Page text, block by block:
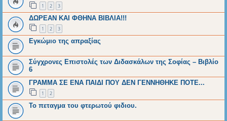
1 2 3
ΔΩΡΕΑΝ ΚΑΙ ΦΘΗΝΑ ΒΙΒΛΙΑ!!!
1 2 3
Εγκώμιο της απραξίας
Σύγχρονες Επιστολές των Διδασκάλων της Σοφίας – Βιβλίο
6
ΓΡΑΜΜΑ ΣΕ ΕΝΑ ΠΑΙΔΙ ΠΟΥ ΔΕΝ ΓΕΝΝΗΘΗΚΕ ΠΟΤΕ...
1 2
Το πεταγμα του φτερωτού φιδιου.